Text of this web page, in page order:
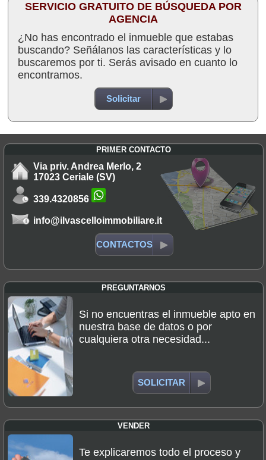
SERVICIO GRATUITO DE BÚSQUEDA POR
AGENCIA
¿No has encontrado el inmueble que estabas
buscando? Señálanos las características y lo
buscaremos por ti. Serás avisado en cuanto lo
encontramos.
Solicitar
PRIMER CONTACTO
Via priv. Andrea Merlo, 2
17023 Ceriale (SV)
339.4320856
info@ilvascelloimmobiliare.it
CONTACTOS
PREGUNTARNOS
Si no encuentras el inmueble apto en
nuestra base de datos o por
cualquiera otra necesidad...
SOLICITAR
VENDER
Te explicaremos todo el proceso y